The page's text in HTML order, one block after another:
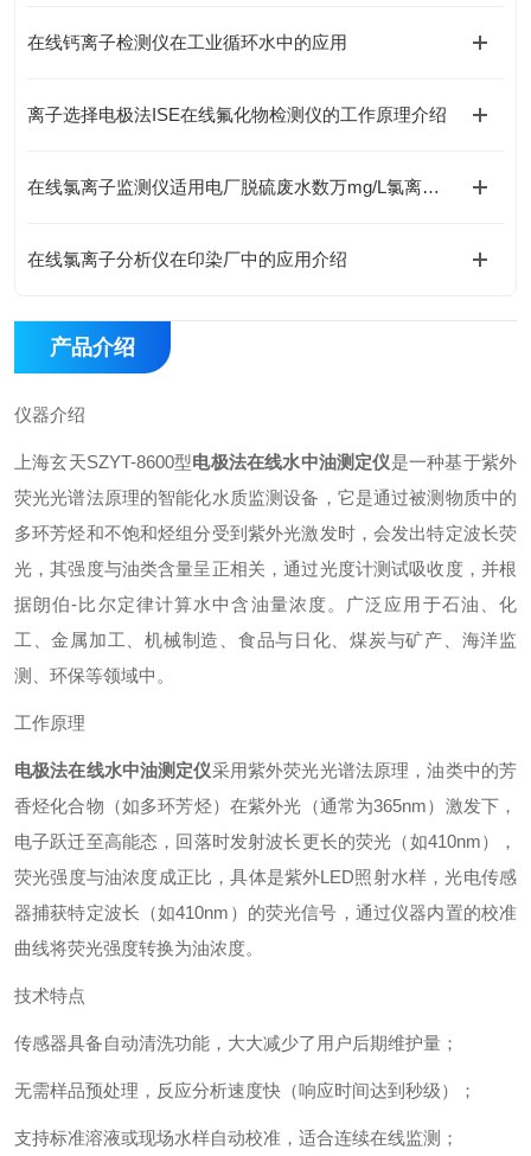
在线钙离子检测仪在工业循环水中的应用
离子选择电极法ISE在线氟化物检测仪的工作原理介绍
在线氯离子监测仪适用电厂脱硫废水数万mg/L氯离子测量
在线氯离子分析仪在印染厂中的应用介绍
产品介绍
仪器介绍
上海玄天SZYT-8600型电极法在线水中油测定仪是一种基于紫外
荧光光谱法原理的智能化水质监测设备，它是通过被测物质中的
多环芳烃和不饱和烃组分受到紫外光激发时，会发出特定波长荧
光，其强度与油类含量呈正相关，通过光度计测试吸收度，并根
据朗伯-比尔定律计算水中含油量浓度。广泛应用于石油、化
工、金属加工、机械制造、食品与日化、煤炭与矿产、海洋监
测、环保等领域中。
工作原理
电极法在线水中油测定仪采用紫外荧光光谱法原理，油类中的芳
香烃化合物（如多环芳烃）在紫外光（通常为365nm）激发下，
电子跃迁至高能态，回落时发射波长更长的荧光（如410nm），
荧光强度与油浓度成正比，具体是紫外LED照射水样，光电传感
器捕获特定波长（如410nm）的荧光信号，通过仪器内置的校准
曲线将荧光强度转换为油浓度。
技术特点
传感器具备自动清洗功能，大大减少了用户后期维护量；
无需样品预处理，反应分析速度快（响应时间达到秒级）；
支持标准溶液或现场水样自动校准，适合连续在线监测；